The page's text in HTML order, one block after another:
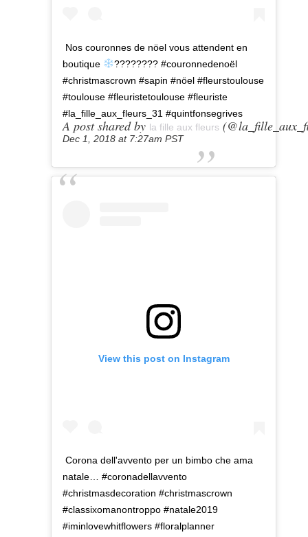
Nos couronnes de nöel vous attendent en
boutique
???????? #couronnedenoël
#christmascrown #sapin #nöel #fleurstoulouse
#toulouse #fleuristetoulouse #fleuriste
#la_fille_aux_fleurs_31 #quintfonsegrives
A post shared by la fille aux fleurs
Dec 1, 2018 at 7:27am PST
View this post on Instagram
Corona dell'avvento per un bimbo che ama
natale… #coronadellavvento
#christmasdecoration #christmascrown
#classixomanontroppo #natale2019
#iminlovewhitflowers #floralplanner